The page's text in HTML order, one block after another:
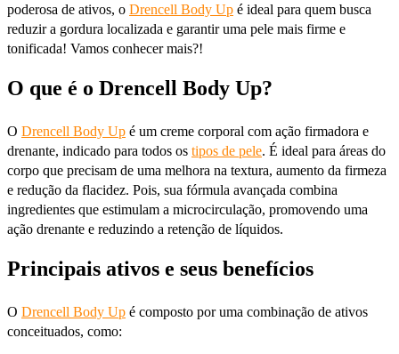
poderosa de ativos, o Drencell Body Up é ideal para quem busca
reduzir a gordura localizada e garantir uma pele mais firme e
tonificada! Vamos conhecer mais?!
O que é o Drencell Body Up?
O Drencell Body Up é um creme corporal com ação firmadora e
drenante, indicado para todos os tipos de pele. É ideal para áreas do
corpo que precisam de uma melhora na textura, aumento da firmeza
e redução da flacidez. Pois, sua fórmula avançada combina
ingredientes que estimulam a microcirculação, promovendo uma
ação drenante e reduzindo a retenção de líquidos.
Principais ativos e seus benefícios
O Drencell Body Up é composto por uma combinação de ativos
conceituados, como: